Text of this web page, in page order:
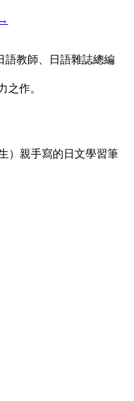
語教師、日語雜誌總編
之作。
）親手寫的日文學習筆